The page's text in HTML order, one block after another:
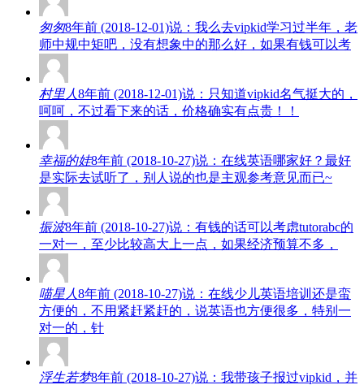
匆匆8年前 (2018-12-01)说：我么去vipkid学习过半年，老
师中规中矩吧，没有想象中的那么好，如果有钱可以考
村里人8年前 (2018-12-01)说：只知道vipkid名气挺大的，
呵呵，不过看下来的话，价格确实有点贵！！
幸福的娃8年前 (2018-10-27)说：在线英语哪家好？最好
是实际去试听了，别人说的也是主观参考意见而已~
振波8年前 (2018-10-27)说：有钱的话可以考虑tutorabc的
一对一，至少比较高大上一点，如果经济预算不多，
喵星人8年前 (2018-10-27)说：在线少儿英语培训还是蛮
方便的，不用紧赶紧赶的，说英语也方便很多，特别一
对一的，针
浮生若梦8年前 (2018-10-27)说：我带孩子报过vipkid，并